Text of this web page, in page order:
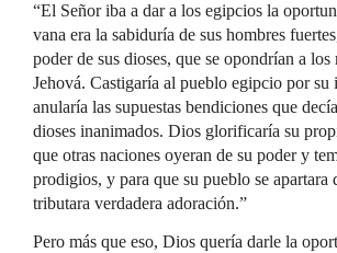
“El Señor iba a dar a los egipcios la
vana era la sabiduría de sus hombres
poder de sus dioses, que se opondrían a los
Jehová. Castigaría al pueblo egipcio por su
anularía las supuestas bendiciones que
dioses inanimados. Dios glorificaría su
que otras naciones oyeran de su poder y
prodigios, y para que su pueblo se apartara
tributara verdadera adoración.”
Pero más que eso, Dios quería darle la